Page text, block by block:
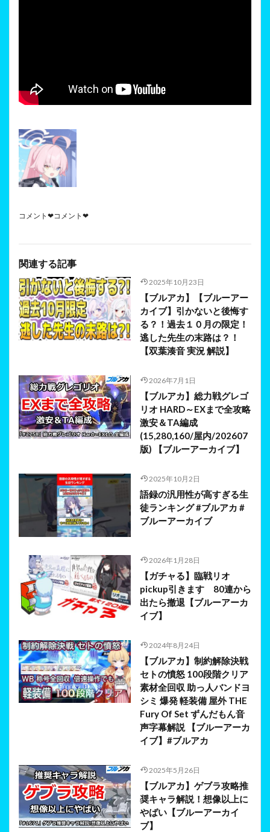
コメント❤コメント❤
関連する記事
2025年10月23日
【ブルアカ】【ブルーアー
カイブ】引かないと後悔す
る？！過去１０月の限定！
逃した先生の末路は？！
【双葉湊音 実況 解説】
2026年7月1日
【ブルアカ】総力戦グレゴ
リオ HARD～EXまで全攻略
激安＆TA編成
(15,280,160/屋内/202607
版) 【ブルーアーカイブ】
2025年10月2日
語録の汎用性が高すぎる生
徒ランキング #ブルアカ #
ブルーアーカイブ
2026年1月28日
【ガチャる】臨戦リオ
pickup引きます 80連から
出たら撤退【ブルーアーカ
イブ】
2024年8月24日
【ブルアカ】制約解除決戦
セトの憤怒 100段階クリア
素材全回収 助っ人バンドヨ
シミ 爆発 軽装備 屋外 THE
Fury Of Set ずんだもん音
声字幕解説 【ブルーアーカ
イブ】#ブルアカ
2025年5月26日
【ブルアカ】ゲブラ攻略推
奨キャラ解説！想像以上に
やばい【ブルーアーカイ
ブ】